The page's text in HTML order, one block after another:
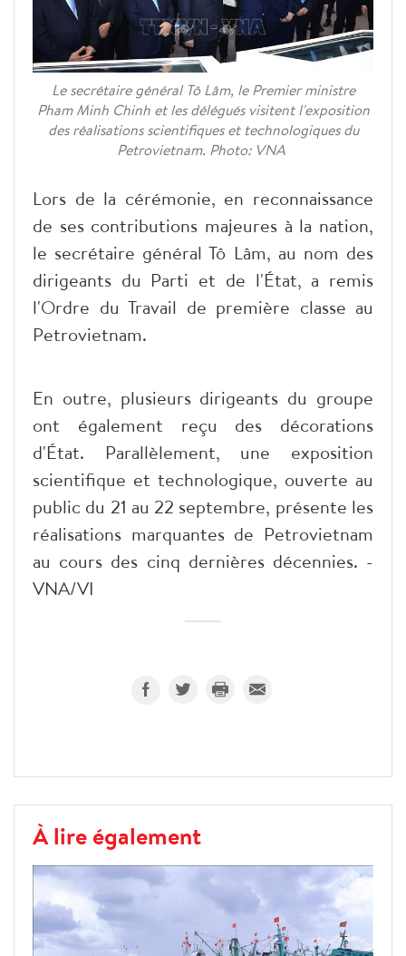
Le secrétaire général Tô Lâm, le Premier ministre
Pham Minh Chinh et les délégués visitent l'exposition
des réalisations scientifiques et technologiques du
Petrovietnam. Photo: VNA
Lors de la cérémonie, en reconnaissance
de ses contributions majeures à la nation,
le secrétaire général Tô Lâm, au nom des
dirigeants du Parti et de l'État, a remis
l'Ordre du Travail de première classe au
Petrovietnam.
En outre, plusieurs dirigeants du groupe
ont également reçu des décorations
d'État. Parallèlement, une exposition
scientifique et technologique, ouverte au
public du 21 au 22 septembre, présente les
réalisations marquantes de Petrovietnam
au cours des cinq dernières décennies. -
VNA/VI
À lire également